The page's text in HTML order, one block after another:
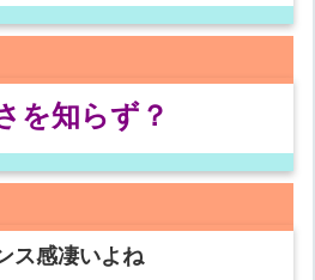
を知らず？
ス感凄いよね